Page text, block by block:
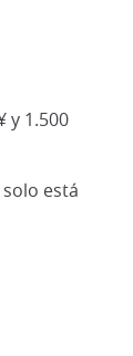
y 1.500
solo está